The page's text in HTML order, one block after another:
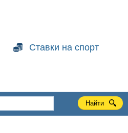
Ставки на спорт